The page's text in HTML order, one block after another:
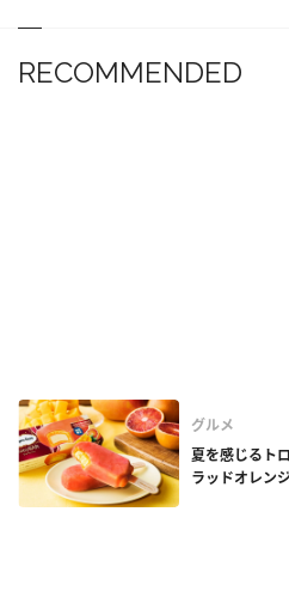
RECOMMENDED
グルメ
夏を感じるト
ラッドオレン